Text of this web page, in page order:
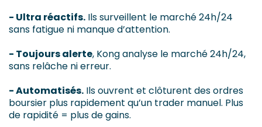
- Ultra réactifs. Ils surveillent le marché 24h/24
sans fatigue ni manque d’attention.
- Toujours alerte, Kong analyse le marché 24h/24,
sans relâche ni erreur.
- Automatisés. Ils ouvrent et clôturent des ordres
boursier plus rapidement qu’un trader manuel. Plus
de rapidité = plus de gains.